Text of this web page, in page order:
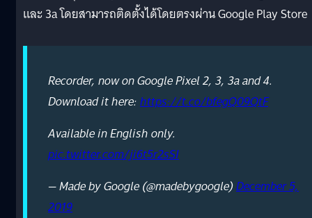
และ 3a โดยสามารถติดตั้งได้โดยตรงผ่าน Google Play Store
Recorder, now on Google Pixel 2, 3, 3a and 4.
Download it here:https://t.co/bfegQ09QtF
Available in English only.
pic.twitter.com/ji6t5r2sSI
— Made by Google (@madebygoogle)December 5,
2019